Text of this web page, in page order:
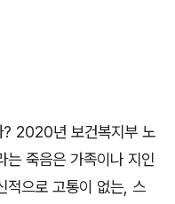
? 2020년 보건복지부 노
는 죽음은 가족이나 지인
적으로 고통이 없는, 스